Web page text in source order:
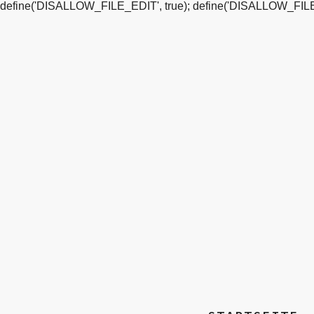
define('DISALLOW_FILE_EDIT', true);